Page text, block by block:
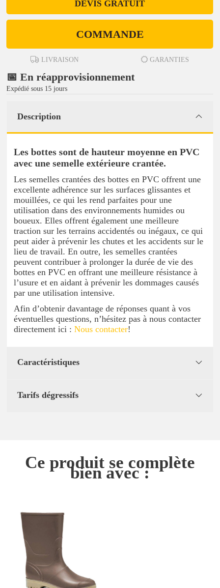
DEVIS GRATUIT
COMMANDE
LIVRAISON GARANTIES
📅 En réapprovisionnement
Expédié sous 15 jours
Description
Les bottes sont de hauteur moyenne en PVC
avec une semelle extérieure crantée.
Les semelles crantées des bottes en PVC offrent une
excellente adhérence sur les surfaces glissantes et
mouillées, ce qui les rend parfaites pour une
utilisation dans des environnements humides ou
boueux. Elles offrent également une meilleure
traction sur les terrains accidentés ou inégaux, ce qui
peut aider à prévenir les chutes et les accidents sur le
lieu de travail. En outre, les semelles crantées
peuvent contribuer à prolonger la durée de vie des
bottes en PVC en offrant une meilleure résistance à
l’usure et en aidant à prévenir les dommages causés
par une utilisation intensive.
Afin d’obtenir davantage de réponses quant à vos
éventuelles questions, n’hésitez pas à nous contacter
directement ici : Nous contacter!
Caractéristiques
Tarifs dégressifs
Ce produit se complète
bien avec :